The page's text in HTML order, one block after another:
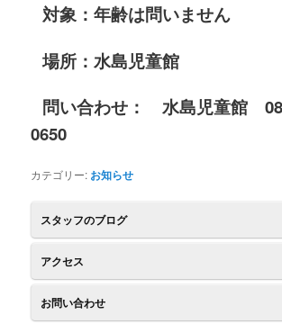
対象：年齢は問いません
場所：水島児童館
問い合わせ： 水島児童館
0650
カテゴリー: お知らせ
スタッフのブログ
アクセス
お問い合わせ